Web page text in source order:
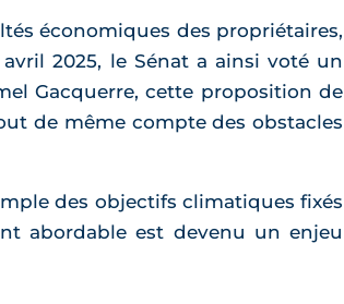
économiques des propriétaires,
2025, le Sénat a ainsi voté un
Gacquerre, cette proposition de
de même compte des obstacles
des objectifs climatiques fixés
abordable est devenu un enjeu